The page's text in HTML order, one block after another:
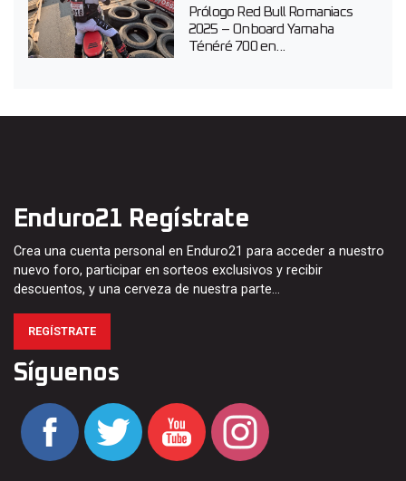
Prólogo Red Bull Romaniacs
2025 – Onboard Yamaha
Ténéré 700 en...
Enduro21 Regístrate
Crea una cuenta personal en Enduro21 para acceder a nuestro
nuevo foro, participar en sorteos exclusivos y recibir
descuentos, y una cerveza de nuestra parte…
REGÍSTRATE
Síguenos